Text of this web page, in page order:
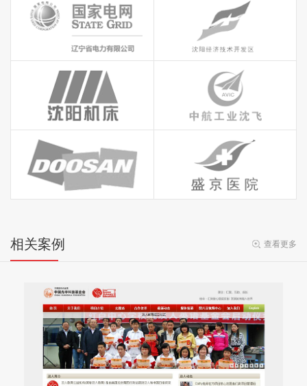
相关案例 查看更多